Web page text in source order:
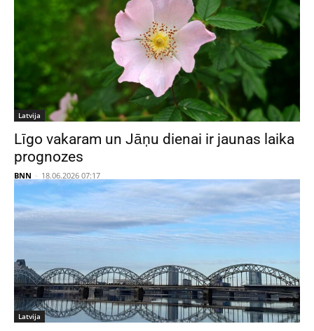
Latvija
Līgo vakaram un Jāņu dienai ir jaunas laika
prognozes
BNN - 18.06.2026 07:17
Latvija